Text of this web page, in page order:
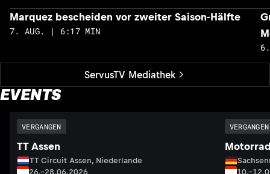
ServusTV Mediathek
Marquez bescheiden vor zweiter Saison-Hälfte
7. AUG. | 6:17 MIN
EVENTS
VERGANGEN
TT Assen
TT Circuit Assen, Niederlande
26.–28.06.2026
VERGANGEN